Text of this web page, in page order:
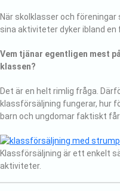
När skolklasser och
sina aktiviteter dyker ibland en
Vem tjänar egentligen mest
klassen?
Det är en helt rimlig fråga.
klassförsäljning fungerar, hur
barn och ungdomar faktiskt får
Klassförsäljning är ett enkelt
aktiviteter.